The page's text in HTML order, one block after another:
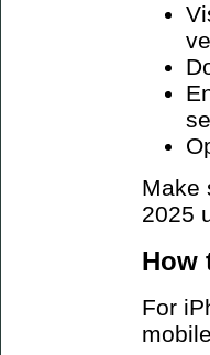
Make
2025
How
For